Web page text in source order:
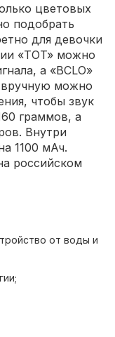
цветовых
подобрать
для девочки
«TOT» можно
а «BCLO»
вручную можно
чтобы звук
граммов, а
Внутри
1100 мАч.
российском
от воды и